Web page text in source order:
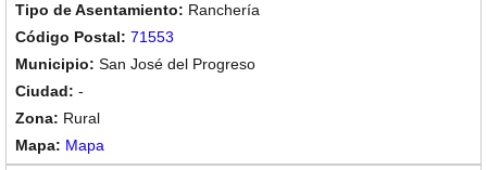
Ranchería
71553
San José del Progreso
-
Rural
Mapa